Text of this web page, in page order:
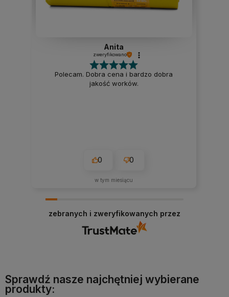
Anita
zweryfikowano
Polecam. Dobra cena i bardzo dobra
jakość worków.
0 0
w tym miesiącu
zebranych i zweryfikowanych przez
Sprawdź nasze najchętniej wybierane
produkty: